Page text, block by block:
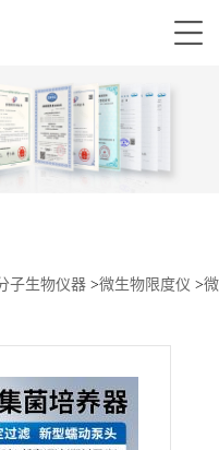
子生物仪器 >微生物限度仪 >微